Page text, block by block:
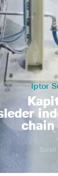
Iptor
chain
Scroll